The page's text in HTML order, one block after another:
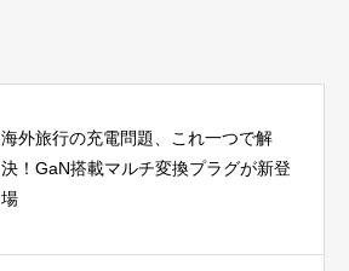
海外旅行の充電問題、これ一つで解
決！GaN搭載マルチ変換プラグが新登
場